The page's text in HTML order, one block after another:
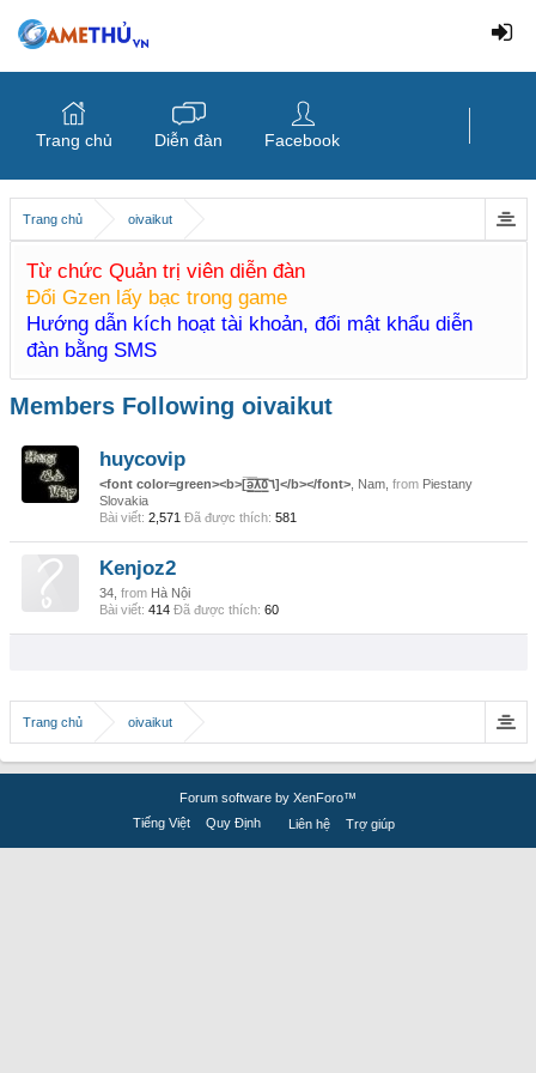
Trang chủ oivaikut
Từ chức Quản trị viên diễn đàn
Đổi Gzen lấy bạc trong game
Hướng dẫn kích hoạt tài khoản, đổi mật khẩu diễn
đàn bằng SMS
Members Following oivaikut
huycovip
<font color=green><b>[̲̅ə̲̅٨̲̅٥̲̅٦̲̅]</b></font>, Nam, from Piestany
Slovakia
Bài viết: 2,571 Đã được thích: 581
Kenjoz2
34, from Hà Nội
Bài viết: 414 Đã được thích: 60
Trang chủ oivaikut
Trang chủ Diễn đàn Facebook
Forum software by XenForo™
Tiếng Việt
Quy Định Liên hệ Trợ giúp